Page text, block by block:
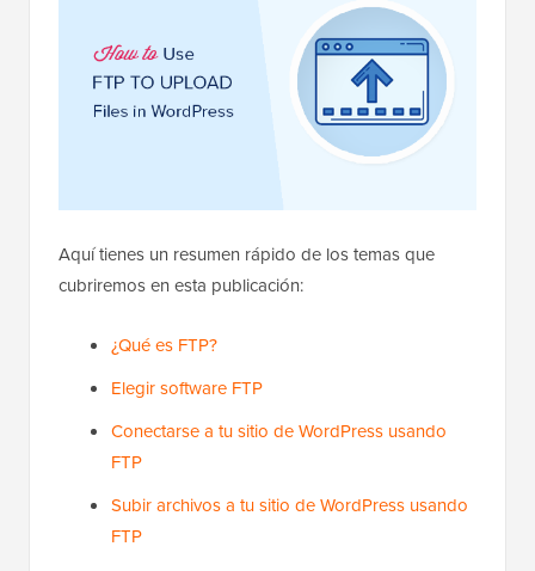
Aquí tienes un resumen rápido de los temas que
cubriremos en esta publicación:
¿Qué es FTP?
Elegir software FTP
Conectarse a tu sitio de WordPress usando
FTP
Subir archivos a tu sitio de WordPress usando
FTP